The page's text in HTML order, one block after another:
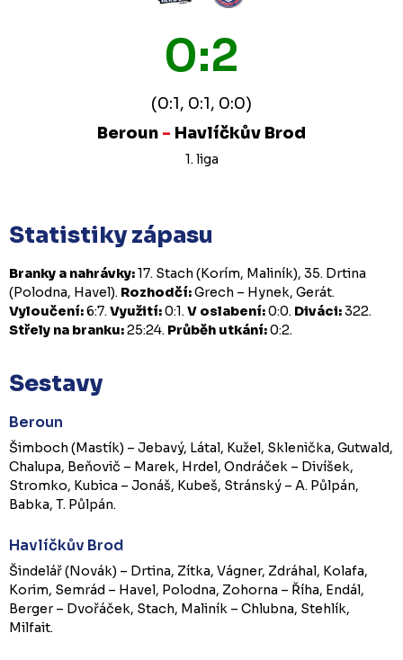
0:2
(0:1, 0:1, 0:0)
Beroun - Havlíčkův Brod
1. liga
Statistiky zápasu
Branky a nahrávky:17. Stach (Korím, Maliník), 35. Drtina
(Polodna, Havel). Rozhodčí:Grech – Hynek, Gerát.
Vyloučení:6:7.Využití:0:1.V oslabení:0:0. Diváci:322.
Střely na branku:25:24. Průběh utkání:0:2.
Sestavy
Beroun
Šimboch (Mastík) – Jebavý, Látal, Kužel, Sklenička, Gutwald,
Chalupa, Beňovič – Marek, Hrdel, Ondráček – Divíšek,
Stromko, Kubica – Jonáš, Kubeš, Stránský – A. Půlpán,
Babka, T. Půlpán.
Havlíčkův Brod
Šindelář (Novák) – Drtina, Zítka, Vágner, Zdráhal, Kolafa,
Korim, Semrád – Havel, Polodna, Zohorna – Říha, Endál,
Berger – Dvořáček, Stach, Maliník – Chlubna, Stehlík,
Milfait.